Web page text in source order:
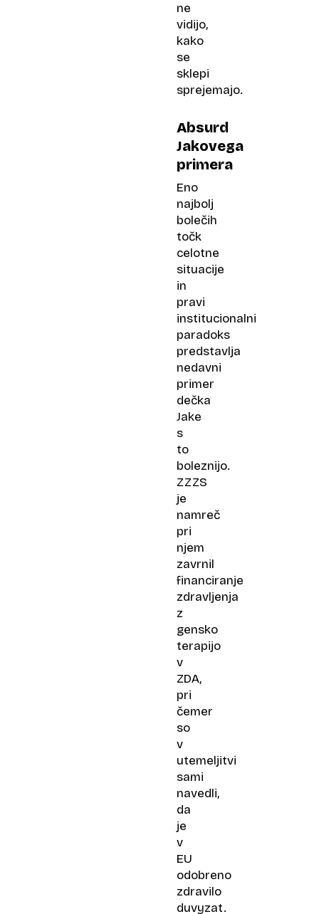
ne
vidijo,
kako
se
sklepi
sprejemajo.
Absurd
Jakovega
primera
Eno
najbolj
bolečih
točk
celotne
situacije
in
pravi
institucionalni
paradoks
predstavlja
nedavni
primer
dečka
Jake
s
to
boleznijo.
ZZZS
je
namreč
pri
njem
zavrnil
financiranje
zdravljenja
z
gensko
terapijo
v
ZDA,
pri
čemer
so
v
utemeljitvi
sami
navedli,
da
je
v
EU
odobreno
zdravilo
duvyzat.